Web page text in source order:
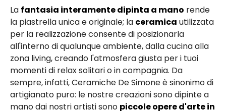
La fantasia interamente dipinta a mano rende
la piastrella unica e originale; la ceramica utilizzata
per la realizzazione consente di posizionarla
all'interno di qualunque ambiente, dalla cucina alla
zona living, creando l'atmosfera giusta per i tuoi
momenti di relax solitari o in compagnia. Da
sempre, infatti, Ceramiche De Simone è sinonimo di
artigianato puro: le nostre creazioni sono dipinte a
mano dai nostri artisti sono piccole opere d'arte in